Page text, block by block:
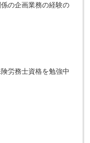
の企画業務の経験の
労務士資格を勉強中